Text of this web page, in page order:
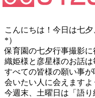
こんにちは！今日は七
*）
保育園の七夕行事撮影
織姫様と彦星様のお話
すべての皆様の願い事が
会いたい人に会えますよ
今週末、土曜日は「語